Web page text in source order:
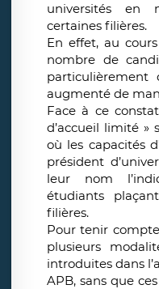
universités en
certaines filières.
En effet, au
nombre de
particulièrement
augmenté de
Face à ce
d’accueil limité »
où les capacités
président
leur nom
étudiants
filières.
Pour tenir
plusieurs
introduites dans
APB, sans que